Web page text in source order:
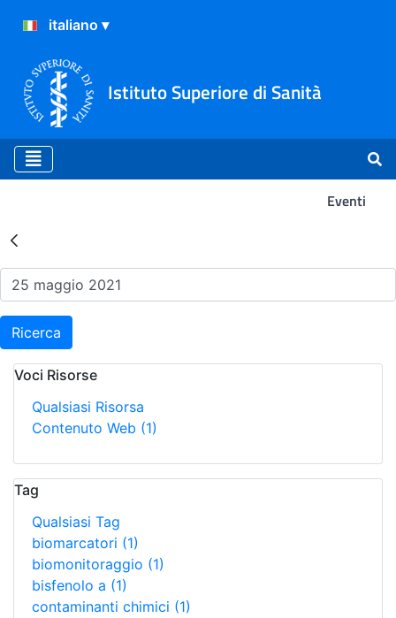
Istituto Superiore di Sanità
Eventi
Risultati della Ricerca -
Ricerca
Voci Risorse
Qualsiasi Risorsa
Contenuto Web (1)
Tag
Qualsiasi Tag
biomarcatori (1)
biomonitoraggio (1)
bisfenolo a (1)
contaminanti chimici (1)